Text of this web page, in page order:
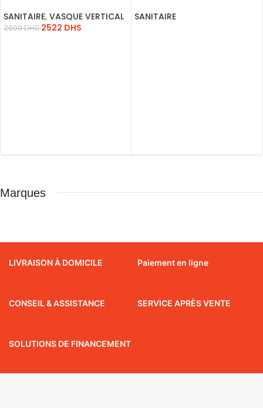
SANITAIRE, VASQUE VERTICAL
2600DHS 2522 DHS
SANITAIRE
Marques
LIVRAISON À DOMICILE Paiement en ligne
CONSEIL & ASSISTANCE SERVICE APRÈS VENTE
SOLUTIONS DE FINANCEMENT